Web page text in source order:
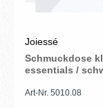
Joiessé
Schmuckdose
essentials /
Art-Nr. 5010.08